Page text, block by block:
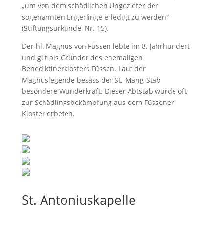
„um von dem schädlichen Ungeziefer der
sogenannten Engerlinge erledigt zu werden“
(Stiftungsurkunde, Nr. 15).
Der hl. Magnus von Füssen lebte im 8. Jahrhundert
und gilt als Gründer des ehemaligen
Benediktinerklosters Füssen. Laut der
Magnuslegende besass der St.-Mang-Stab
besondere Wunderkraft. Dieser Abtstab wurde oft
zur Schädlingsbekämpfung aus dem Füssener
Kloster erbeten.
St. Antoniuskapelle